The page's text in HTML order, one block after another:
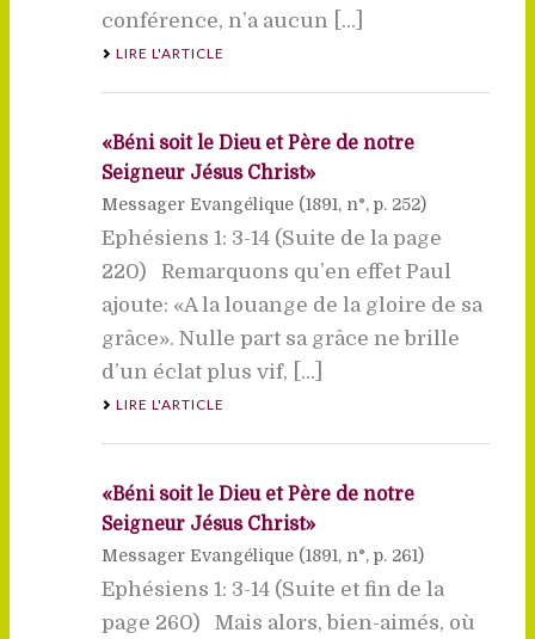
conférence, n’a aucun [...]
LIRE L'ARTICLE
«Béni soit le Dieu et Père de notre
Seigneur Jésus Christ»
Messager Evangélique (1891, n°, p. 252)
Ephésiens 1: 3-14 (Suite de la page
220) Remarquons qu’en effet Paul
ajoute: «A la louange de la gloire de sa
grâce». Nulle part sa grâce ne brille
d’un éclat plus vif, [...]
LIRE L'ARTICLE
«Béni soit le Dieu et Père de notre
Seigneur Jésus Christ»
Messager Evangélique (1891, n°, p. 261)
Ephésiens 1: 3-14 (Suite et fin de la
page 260) Mais alors, bien-aimés, où